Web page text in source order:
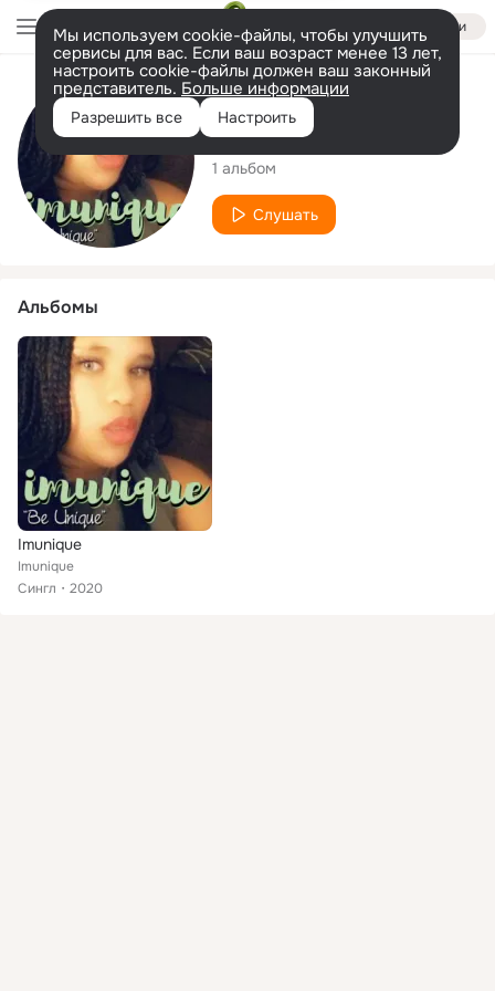
Войти
Мы используем cookie-файлы, чтобы улучшить
сервисы для вас. Если ваш возраст менее 13 лет,
настроить cookie-файлы должен ваш законный
представитель. Больше информации
Разрешить все Настроить
Исполнитель
Imunique
1 альбом
Слушать
Альбомы
Imunique
Imunique
Сингл
2020